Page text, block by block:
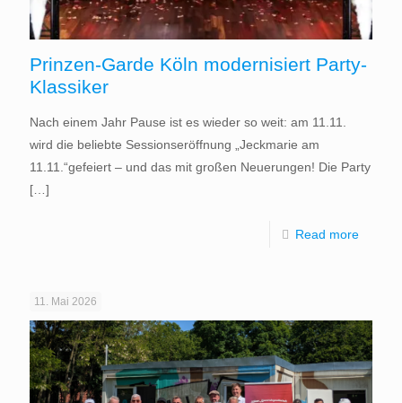
Prinzen-Garde Köln modernisiert Party-
Klassiker
Nach einem Jahr Pause ist es wieder so weit: am 11.11.
wird die beliebte Sessionseröffnung „Jeckmarie am
11.11.“gefeiert – und das mit großen Neuerungen! Die Party
[…]
Read more
11. Mai 2026